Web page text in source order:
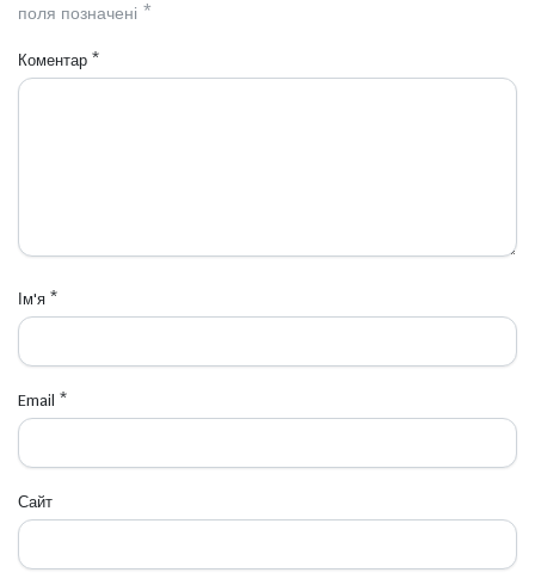
поля позначені *
Коментар *
Ім'я *
Email *
Сайт